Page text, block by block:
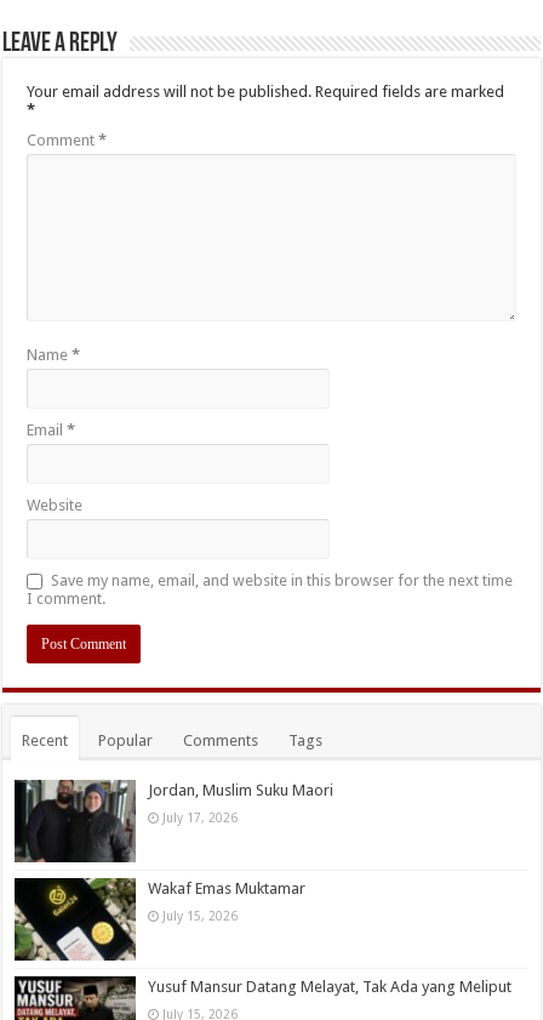
Leave a Reply
Your email address will not be published. Required fields are marked
*
Comment*
Name*
Email*
Website
Save my name, email, and website in this browser for the next time
I comment.
Recent Popular Comments Tags
Jordan, Muslim Suku Maori
July 17, 2026
Wakaf Emas Muktamar
July 15, 2026
Yusuf Mansur Datang Melayat, Tak Ada yang Meliput
July 15, 2026